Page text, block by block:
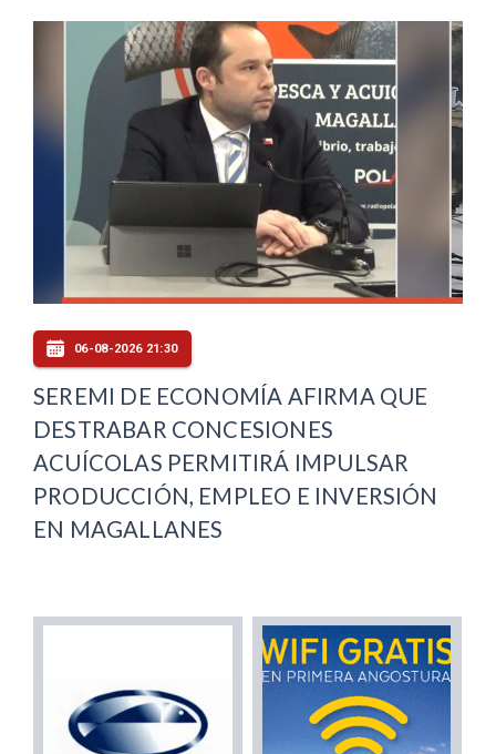
06-08-2026 21:30
SEREMI DE ECONOMÍA AFIRMA QUE
DESTRABAR CONCESIONES
ACUÍCOLAS PERMITIRÁ IMPULSAR
PRODUCCIÓN, EMPLEO E INVERSIÓN
EN MAGALLANES